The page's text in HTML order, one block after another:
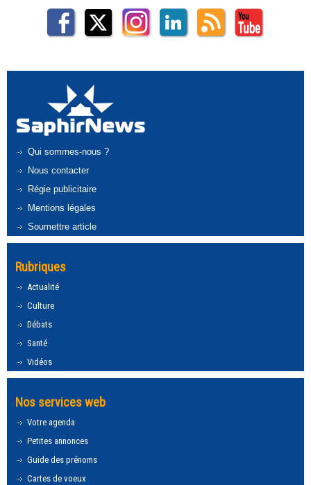
Qui sommes-nous ?
Nous contacter
Régie publicitaire
Mentions légales
Soumettre article
Rubriques
Actualité
Culture
Débats
Santé
Vidéos
Nos services web
Votre agenda
Petites annonces
Guide des prénoms
Cartes de voeux